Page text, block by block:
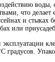
воды,
что
и стыках
или
градусов.